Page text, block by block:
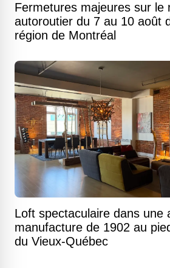
Fermetures majeures sur le
autoroutier du 7 au 10 août
région de Montréal
Loft spectaculaire dans une
manufacture de 1902 au
du Vieux-Québec